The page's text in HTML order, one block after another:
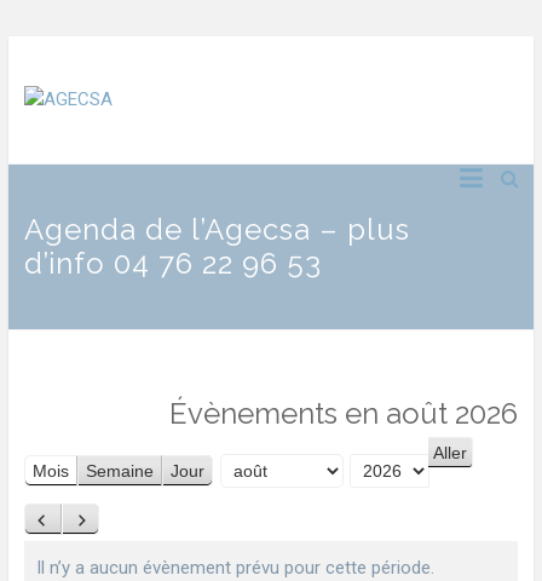
Agenda de l’Agecsa – plus
d’info 04 76 22 96 53
Évènements en août 2026
Mois Semaine Jour
Précédent
Suivant
Il n’y a aucun évènement prévu pour cette période.